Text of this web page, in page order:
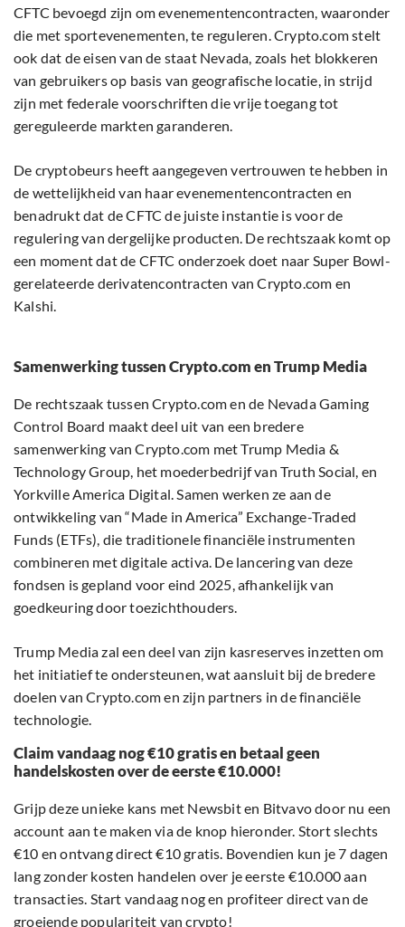
CFTC bevoegd zijn om evenementencontracten, waaronder
die met sportevenementen, te reguleren. Crypto.com stelt
ook dat de eisen van de staat Nevada, zoals het blokkeren
van gebruikers op basis van geografische locatie, in strijd
zijn met federale voorschriften die vrije toegang tot
gereguleerde markten garanderen.
De cryptobeurs heeft aangegeven vertrouwen te hebben in
de wettelijkheid van haar evenementencontracten en
benadrukt dat de CFTC de juiste instantie is voor de
regulering van dergelijke producten. De rechtszaak komt op
een moment dat de CFTC onderzoek doet naar Super Bowl-
gerelateerde derivatencontracten van Crypto.com en
Kalshi.
Samenwerking tussen Crypto.com en Trump Media
De rechtszaak tussen Crypto.com en de Nevada Gaming
Control Board maakt deel uit van een bredere
samenwerking van Crypto.com met Trump Media &
Technology Group, het moederbedrijf van Truth Social, en
Yorkville America Digital. Samen werken ze aan de
ontwikkeling van “Made in America” Exchange-Traded
Funds (ETFs), die traditionele financiële instrumenten
combineren met digitale activa. De lancering van deze
fondsen is gepland voor eind 2025, afhankelijk van
goedkeuring door toezichthouders.
Trump Media zal een deel van zijn kasreserves inzetten om
het initiatief te ondersteunen, wat aansluit bij de bredere
doelen van Crypto.com en zijn partners in de financiële
technologie.
Claim vandaag nog €10 gratis en betaal geen
handelskosten over de eerste €10.000!
Grijp deze unieke kans met Newsbit en Bitvavo door nu een
account aan te maken via de knop hieronder. Stort slechts
€10 en ontvang direct €10 gratis. Bovendien kun je 7 dagen
lang zonder kosten handelen over je eerste €10.000 aan
transacties. Start vandaag nog en profiteer direct van de
groeiende populariteit van crypto!